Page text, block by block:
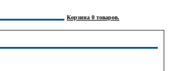
Корзина 0 товаров.